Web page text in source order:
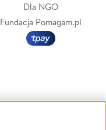
Dla NGO
Fundacja Pomagam.pl